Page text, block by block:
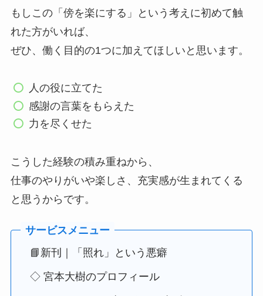
もしこの「傍を楽にする」という考えに初めて触
れた方がいれば、
ぜひ、働く目的の1つに加えてほしいと思います。
人の役に立てた
感謝の言葉をもらえた
力を尽くせた
こうした経験の積み重ねから、
仕事のやりがいや楽しさ、充実感が生まれてくる
と思うからです。
📘新刊｜「照れ」という悪癖
◇ 宮本大樹のプロフィール